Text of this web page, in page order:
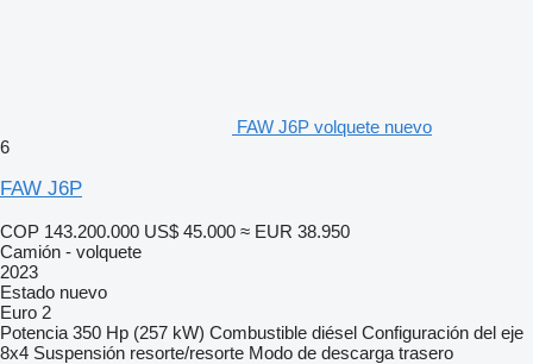
FAW J6P volquete nuevo
6
FAW J6P
COP 143.200.000 US$ 45.000 ≈ EUR 38.950
Camión - volquete
2023
Estado nuevo
Euro 2
Potencia 350 Hp (257 kW) Combustible diésel Configuración del eje
8x4 Suspensión resorte/resorte Modo de descarga trasero